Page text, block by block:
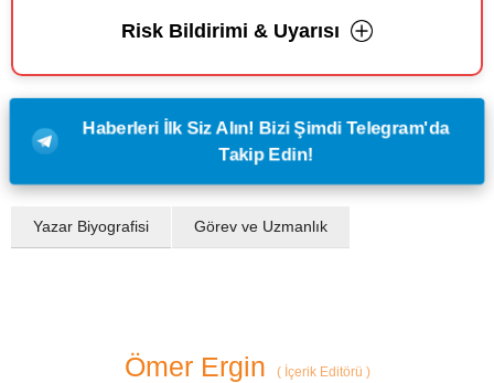
Risk Bildirimi & Uyarısı
Haberleri İlk Siz Alın! Bizi Şimdi Telegram'da
Takip Edin!
Yazar Biyografisi Görev ve Uzmanlık
Ömer Ergin (İçerik Editörü )